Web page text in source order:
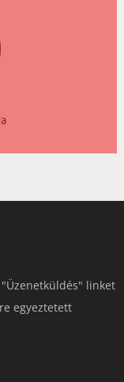
linket
egyeztetett